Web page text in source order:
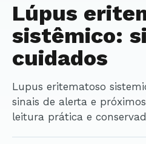
Lúpus
sistêmico:
cuidados
Lupus eritematoso sistemico: organize contexto,
sinais de alerta e
leitura prática e